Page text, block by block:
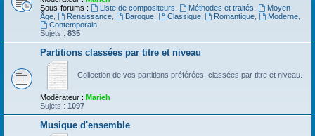
Sous-forums :
Liste de compositeurs Méthodes et traités
Moyen-
Âge
Renaissance, Baroque, Classique, Romantique Moderne
Contemporain
Sujets : 835
Partitions classées par titre et niveau
Collection de vos partitions préférées, classées par titre et niveau.
Modérateur : Marieh
Sujets : 1097
Musique d'ensemble